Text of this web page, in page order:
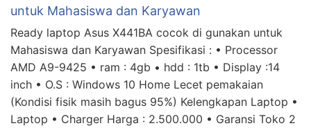
untuk Mahasiswa dan Karyawan
Ready laptop Asus X441BA cocok di gunakan untuk
Mahasiswa dan Karyawan Spesifikasi : • Processor
AMD A9-9425 • ram : 4gb • hdd : 1tb • Display :14
inch • O.S : Windows 10 Home Lecet pemakaian
(Kondisi fisik masih bagus 95%) Kelengkapan Laptop •
Laptop • Charger Harga : 2.500.000 • Garansi Toko 2